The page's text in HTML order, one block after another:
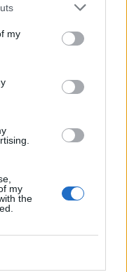
my
my
the
των ζημιών
σε...